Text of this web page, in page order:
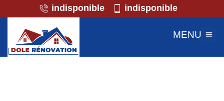
indisponible indisponible
MENU